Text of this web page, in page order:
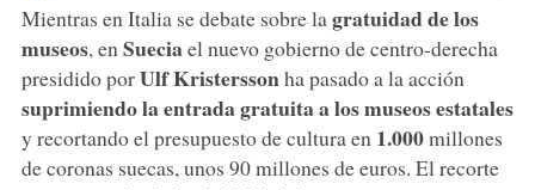
Mientras en Italia se debate sobre la gratuidad de los
museos, en Sueciael nuevo gobierno de centro-derecha
presidido porUlf Kristerssonha pasado a la acción
suprimiendo la entrada gratuita a los museos estatales
y recortando el presupuesto de cultura en 1.000millones
de coronas suecas, unos 90 millones de euros. El recorte